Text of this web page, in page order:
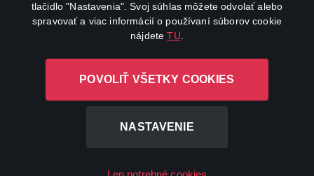
tlačidlo "Nastavenia". Svoj súhlas môžete odvolať alebo
spravovať a viac informácií o používaní súborov cookie
nájdeteTU
POVOLIŤ VŠETKY COOKIES
NASTAVENIE
Canal+ Luxembourg S. à r.l. so sídlom Rue Albert Borschette 4,